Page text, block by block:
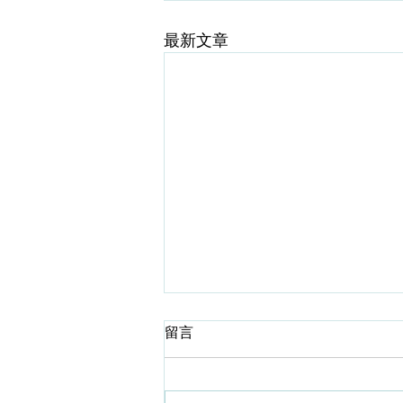
最新文章
從中醫角度談太極拳的防跌
俗語有謂：“人老腳先衰”。 這句話
留言